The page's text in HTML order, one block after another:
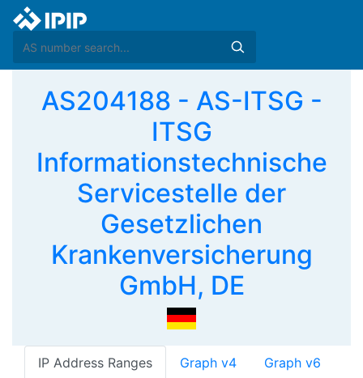
AS204188 - AS-ITSG -
ITSG
Informationstechnische
Servicestelle der
Gesetzlichen
Krankenversicherung
GmbH, DE
IP Address Ranges Graph v4 Graph v6